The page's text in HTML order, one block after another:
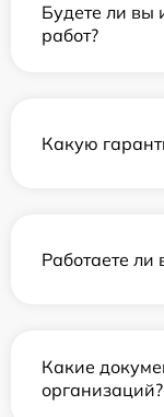
Будете ли вы
работ?
Какую
Работаете ли
Какие
организаций?